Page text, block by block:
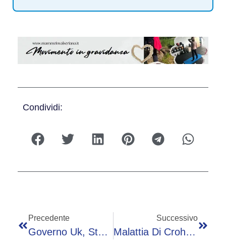
Condividi:
Precedente
Governo Uk, Starmer Sempre Più In Crisi: Streeting In Campo, Burnham Attende Il Via Libera
Successivo
Malattia Di Crohn, Nasce Il Ricettario Che Trasforma La Dieta In Terapia